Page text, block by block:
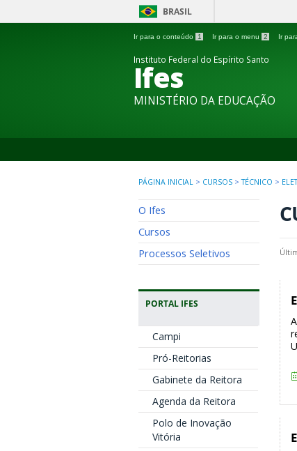
BRASIL
Ir para o conteúdo 1 Ir para o menu 2 Ir
Instituto Federal do Espírito Santo
Ifes
MINISTÉRIO DA EDUCAÇÃO
PÁGINA INICIAL > CURSOS >TÉCNICO >
O Ifes
Cursos
Processos Seletivos
PORTAL IFES
Campi
Pró-Reitorias
Gabinete da Reitora
Agenda da Reitora
Polo de Inovação
Vitória